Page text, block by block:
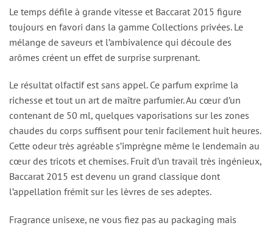
Le temps défile à grande vitesse et Baccarat 2015 figure
toujours en favori dans la gamme Collections privées. Le
mélange de saveurs et l’ambivalence qui découle des
arômes créent un effet de surprise surprenant.
Le résultat olfactif est sans appel. Ce parfum exprime la
richesse et tout un art de maître parfumier. Au cœur d’un
contenant de 50 ml, quelques vaporisations sur les zones
chaudes du corps suffisent pour tenir facilement huit heures.
Cette odeur très agréable s’imprègne même le lendemain au
cœur des tricots et chemises. Fruit d’un travail très ingénieux,
Baccarat 2015 est devenu un grand classique dont
l’appellation frémit sur les lèvres de ses adeptes.
Fragrance unisexe, ne vous fiez pas au packaging mais